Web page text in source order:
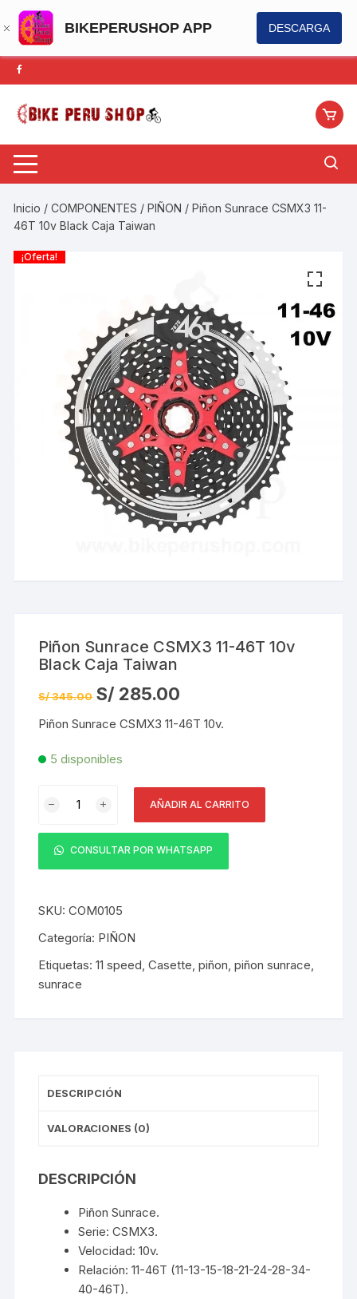
BIKEPERUSHOP APP DESCARGA
Saltar
al
contenido
Inicio /COMPONENTES /PIÑON / Piñon Sunrace CSMX3 11-
46T 10v Black Caja Taiwan
¡Oferta!
Piñon Sunrace CSMX3 11-46T 10v
Black Caja Taiwan
S/345.00 El
precio
era:
S/ 285.00
es:
Piñon Sunrace CSMX3 11-46T 10v.
5 disponibles
Sunrace
CSMX3
46T
Black
Taiwan
cantidad
AÑADIR AL CARRITO
CONSULTAR POR WHATSAPP
SKU:COM0105
Categoría: PIÑON
Etiquetas:11 speed ,Casette ,piñon ,piñon sunrace
sunrace
DESCRIPCIÓN
VALORACIONES (0)
DESCRIPCIÓN
Piñon Sunrace.
Serie: CSMX3.
Velocidad: 10v.
Relación: 11-46T (11-13-15-18-21-24-28-34-
40-46T).